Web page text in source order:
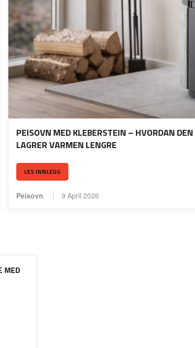
PEISOVN MED KLEBERSTEIN – HVORDAN DEN
LAGRER VARMEN LENGRE
LES INNLEGG
Peisovn 9 April 2026
MED